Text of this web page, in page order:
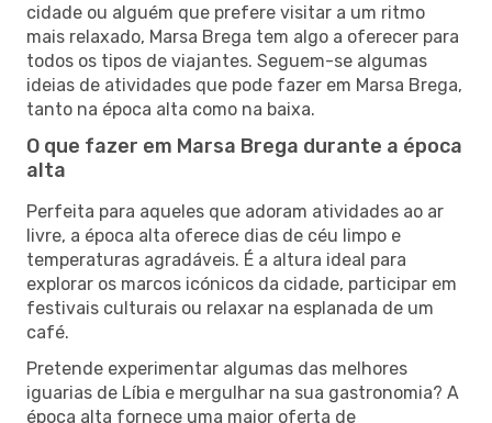
cidade ou alguém que prefere visitar a um ritmo
mais relaxado, Marsa Brega tem algo a oferecer para
todos os tipos de viajantes. Seguem-se algumas
ideias de atividades que pode fazer em Marsa Brega,
tanto na época alta como na baixa.
O que fazer em Marsa Brega durante a época
alta
Perfeita para aqueles que adoram atividades ao ar
livre, a época alta oferece dias de céu limpo e
temperaturas agradáveis. É a altura ideal para
explorar os marcos icónicos da cidade, participar em
festivais culturais ou relaxar na esplanada de um
café.
Pretende experimentar algumas das melhores
iguarias de Líbia e mergulhar na sua gastronomia? A
época alta fornece uma maior oferta de